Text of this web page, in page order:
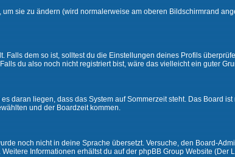
um sie zu ändern (wird normalerweise am oberen Bildschirmrand
dem so ist, solltest du die Einstellungen deines Profils
du also noch nicht registriert bist, wäre das vielleicht ein guter
daran liegen, dass das System auf Sommerzeit steht. Das Board
und der Boardzeit kommen.
noch nicht in deine Sprache übersetzt. Versuche, den Board-
Informationen erhältst du auf der phpBB Group Website (Der